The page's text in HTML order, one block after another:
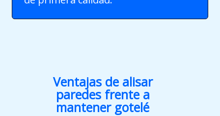
Ventajas de alisar
paredes frente a
mantener gotelé